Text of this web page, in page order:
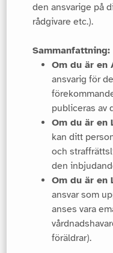
den ansvarige på
rådgivare etc.).
Sammanfattning:
Om du är en
ansvarig för
publiceras av
Om du är en
kan ditt
och
den
Om du är en
ansvar som
anses vara
föräldrar).